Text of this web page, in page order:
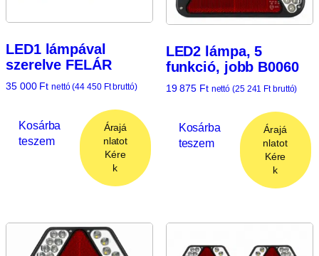
LED1 lámpával
szerelve FELÁR
35 000 Ft nettó (44 450 Ftbruttó)
Kosárba
teszem
Árajá
nlatot
Kére
k
LED2 lámpa, 5
funkció, jobb B0060
19 875 Ft nettó (25 241 Ftbruttó)
Kosárba
teszem
Árajá
nlatot
Kére
k